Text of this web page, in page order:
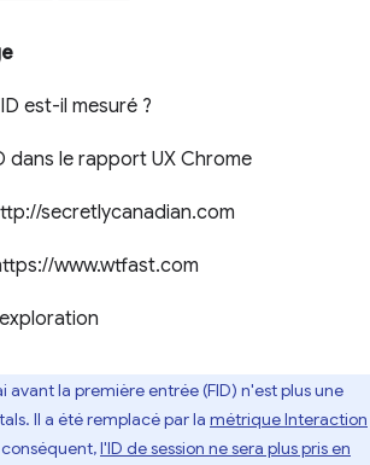
est-il mesuré ?
dans le rapport UX Chrome
secretlycanadian.com
www.wtfast.com
avant la première entrée (FID) n'est plus une
Il a été remplacé par la métrique Interaction
conséquent,l'ID de session ne sera plus pris en